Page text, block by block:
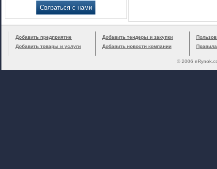
Связаться с нами
Добавить предприятие
Добавить товары и услуги
Добавить тендеры и закупки
Добавить новости компании
© 2006